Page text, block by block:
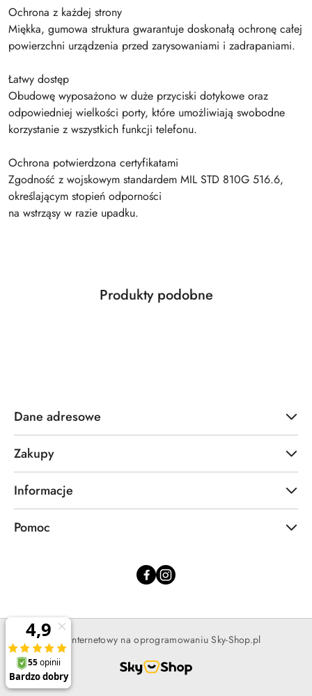
Ochrona z każdej strony
Miękka, gumowa struktura gwarantuje doskonałą ochronę całej
powierzchni urządzenia przed zarysowaniami i zadrapaniami.
Łatwy dostęp
Obudowę wyposażono w duże przyciski dotykowe oraz
odpowiedniej wielkości porty, które umożliwiają swobodne
korzystanie z wszystkich funkcji telefonu.
Ochrona potwierdzona certyfikatami
Zgodność z wojskowym standardem MIL STD 810G 516.6,
określającym stopień odporności
na wstrząsy w razie upadku.
Pomiń karuzelę produktów
Produkty
Produkty podobne
Dane adresowe
Zakupy
Informacje
Pomoc
Sklep internetowy na oprogramowaniu Sky-Shop.pl